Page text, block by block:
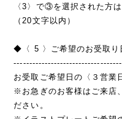
〈3〉で③を選択された方
（20文字以内）
◆〈 5 〉ご希望のお受取り
お受取ご希望日の〈３営業
※お急ぎのお客様はご来店
ださい。